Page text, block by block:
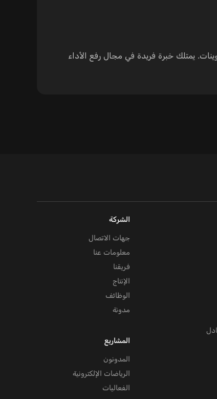
يمتلك خبرة فريدة في مجال رفع الأداء
الشركة
جهات الاتصال
معلومات عنا
فريقنا
الإنتاج
الوظائف
مدونة
المشاريع
المدونون
الرياضات الإلكترونية
الفعاليات